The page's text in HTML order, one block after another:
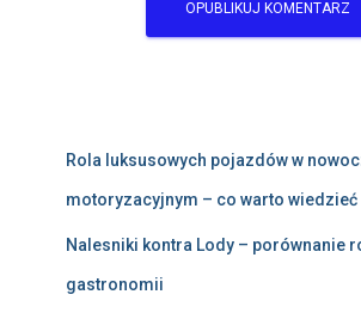
Rola luksusowych pojazdów w
motoryzacyjnym – co warto wiedzieć
Nalesniki kontra Lody – porównanie
gastronomii